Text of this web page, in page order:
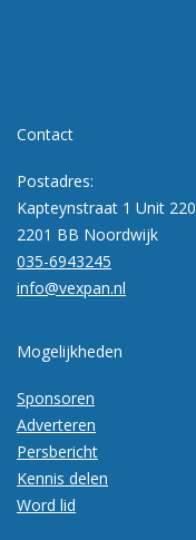
Contact
Postadres:
Kapteynstraat 1 Unit 220
2201 BB Noordwijk
035-6943245
info@vexpan.nl
Mogelijkheden
Sponsoren
Adverteren
Persbericht
Kennis delen
Word lid